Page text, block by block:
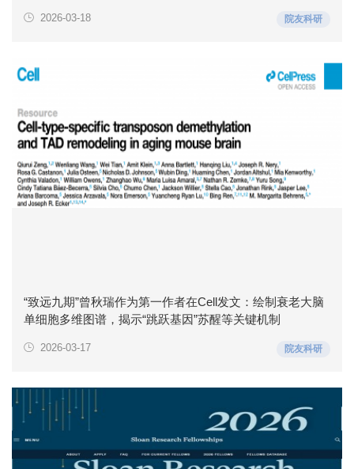
2026-03-18 院友科研
“致远九期”曾秋瑞作为第一作者在Cell发文：绘制衰老大脑
单细胞多维图谱，揭示“跳跃基因”苏醒等关键机制
2026-03-17 院友科研